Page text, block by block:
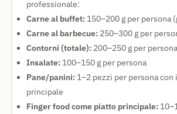
professionale:
Carne al buffet: 150–200 g per persona
Carne al barbecue: 250–300 g per
Contorni (totale): 200–250 g per persona
Insalate: 100–150 g per persona
Pane/panini: 1–2 pezzi per persona
principale
Finger food come piatto principale: